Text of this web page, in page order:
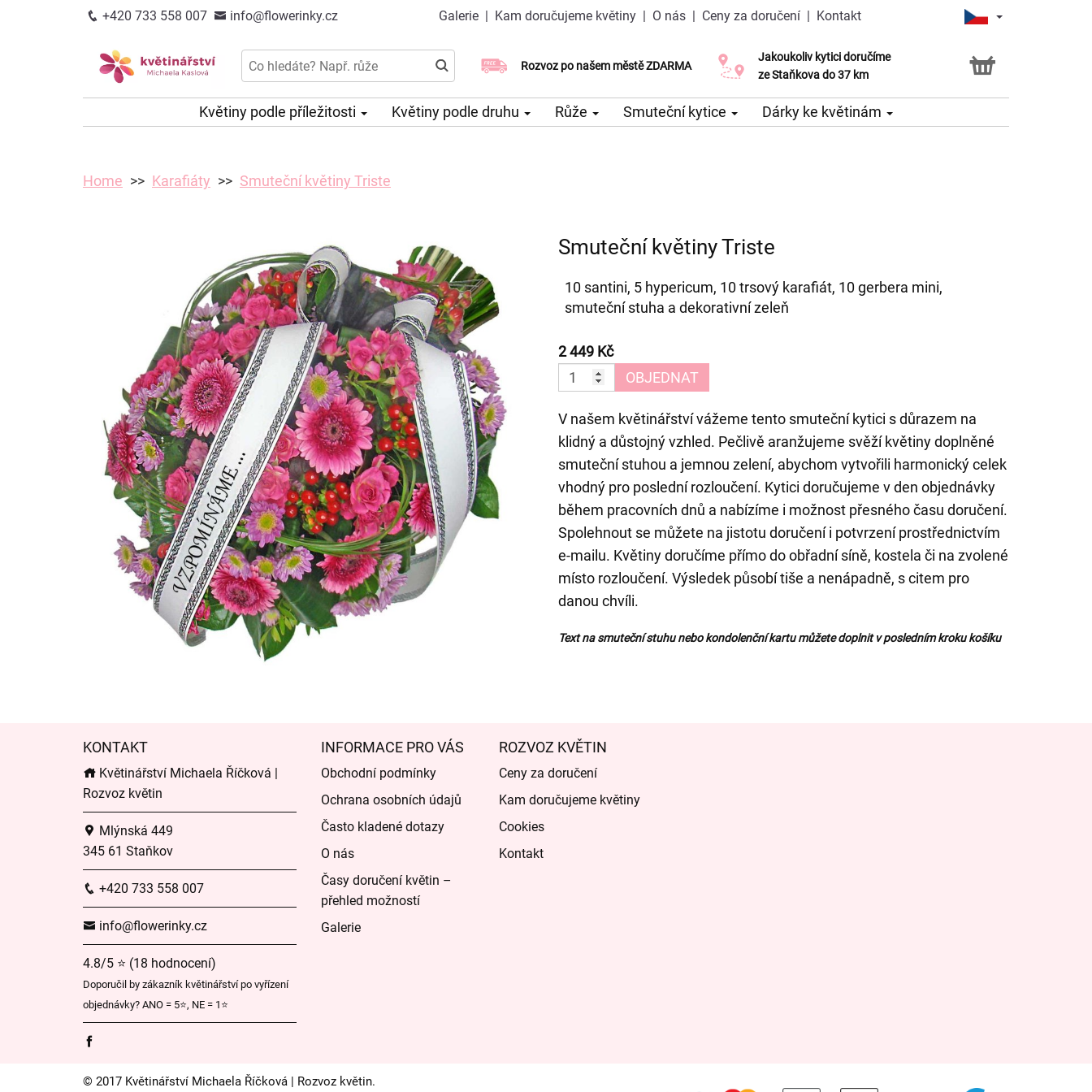
+420 733 558 007 info@flowerinky.cz Galerie | Kam doručujeme květiny | O nás | Ceny za doručení | Kontakt
Rozvoz po našem městě ZDARMA
Doručujeme již v den objednávky
Možný výběr času a dne doručení
Jakoukoliv kytici doručíme
ze Staňkova do 37 km
Možnost vyzvednout v naší květince
Květiny podle příležitosti Květiny podle druhu Růže Smuteční kytice Dárky ke květinám
Home Karafiáty Smuteční květiny Triste
Smuteční květiny Triste
10 santini, 5 hypericum, 10 trsový karafiát, 10 gerbera mini,
smuteční stuha a dekorativní zeleň
2 449 Kč
OBJEDNAT
V našem květinářství vážeme tento smuteční kytici s důrazem na
klidný a důstojný vzhled. Pečlivě aranžujeme svěží květiny doplněné
smuteční stuhou a jemnou zelení, abychom vytvořili harmonický celek
vhodný pro poslední rozloučení. Kytici doručujeme v den objednávky
během pracovních dnů a nabízíme i možnost přesného času doručení.
Spolehnout se můžete na jistotu doručení i potvrzení prostřednictvím
e-mailu. Květiny doručíme přímo do obřadní síně, kostela či na zvolené
místo rozloučení. Výsledek působí tiše a nenápadně, s citem pro
danou chvíli.
Text na smuteční stuhu nebo kondolenční kartu můžete doplnit v posledním kroku košíku
KONTAKT
Květinářství Michaela Říčková |
Rozvoz květin
Mlýnská 449
345 61 Staňkov
+420 733 558 007
info@flowerinky.cz
4.8/5 ⭐ (18 hodnocení)
Doporučil by zákazník květinářství po vyřízení
objednávky? ANO = 5⭐, NE = 1⭐
INFORMACE PRO VÁS
Obchodní podmínky
Ochrana osobních údajů
Často kladené dotazy
O nás
Časy doručení květin –
přehled možností
Galerie
ROZVOZ KVĚTIN
Ceny za doručení
Kam doručujeme květiny
Cookies
Kontakt
© 2017 Květinářství Michaela Říčková | Rozvoz květin.